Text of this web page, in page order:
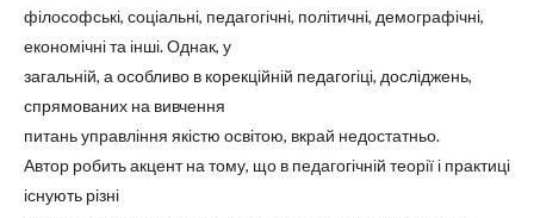
філософські, соціальні, педагогічні, політичні, демографічні,
економічні та інші. Однак, у
загальній, а особливо в корекційній педагогіці, досліджень,
спрямованих на вивчення
питань управління якістю освітою, вкрай недостатньо.
Автор робить акцент на тому, що в педагогічній теорії і практиці
існують різні